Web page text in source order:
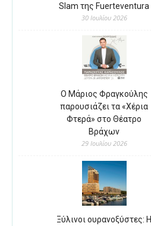
Slam της Fuerteventura
30 Ιουλίου 2026
Ο Μάριος Φραγκούλης
παρουσιάζει τα «Χέρια
Φτερά» στο Θέατρο
Βράχων
29 Ιουλίου 2026
Ξύλινοι ουρανοξύστες: Η